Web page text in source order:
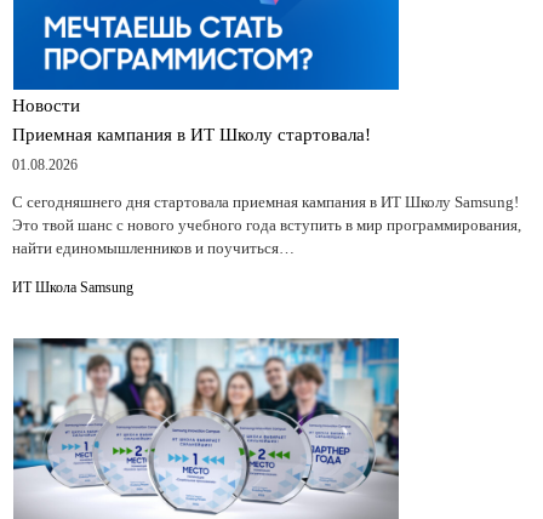
Новости
Приемная кампания в ИТ Школу стартовала!
01.08.2026
С сегодняшнего дня стартовала приемная кампания в ИТ Школу Samsung!
Это твой шанс с нового учебного года вступить в мир программирования,
найти единомышленников и поучиться…
ИТ Школа Samsung